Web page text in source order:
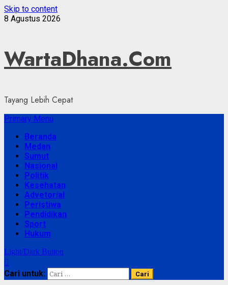
Skip to content
8 Agustus 2026
WartaDhana.Com
Tayang Lebih Cepat
Primary Menu
Beranda
Medan
Sumut
Nasional
Politik
Kesehatan
Advetorial
Peristiwa
Pendidikan
Sport
Hukum
Light/Dark Button
Cari untuk: